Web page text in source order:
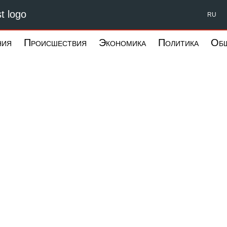
Северо-Запад RU
Происшествия Экономика Политика